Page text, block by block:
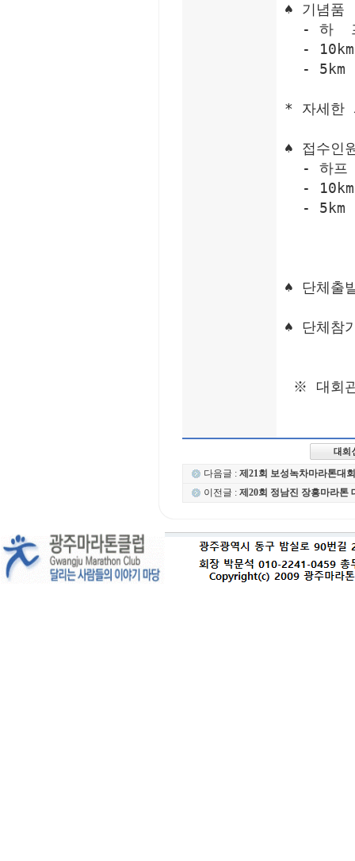
♠ 기념품
- 하
- 10km
- 5km :
* 자세한
♠ 접수인
- 하프
-
- 5km
♠ 단체출
♠ 단체참
※ 대회
다음글 : 제21회 보성녹차마라톤대회
이전글 : 제20회 정남진 장흥마라톤